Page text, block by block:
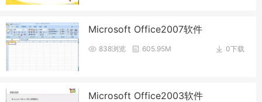
Microsoft Office2007软件
0下载
838浏览 605.95M
Microsoft Office2003软件